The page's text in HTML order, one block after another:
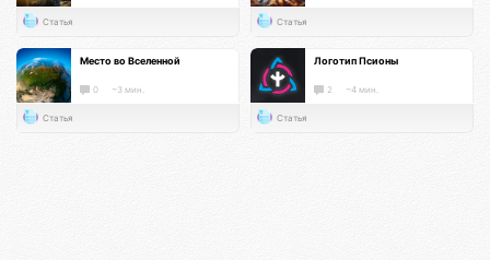
Статья Статья
Место во Вселенной
0 ~3 мин.
Статья
Логотип Псионы
2 ~4 мин.
Статья